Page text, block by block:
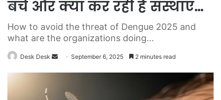
बचें और क्या कर रही हैं संस्थाएं…
How to avoid the threat of Dengue 2025 and
what are the organizations doing...
Desk Desk
SendSeptember 6, 2025 2 minutes read